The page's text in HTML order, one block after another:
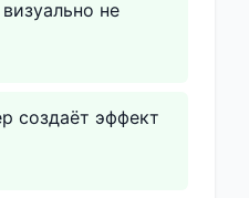
не
создаёт эффект